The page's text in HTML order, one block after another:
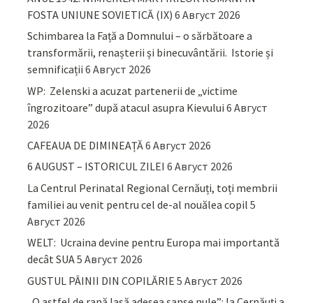
FOSTA UNIUNE SOVIETICĂ (IX) 6 Август 2026
Schimbarea la Față a Domnului – o sărbătoare a
transformării, renașterii și binecuvântării. Istorie și
semnificații 6 Август 2026
WP: Zelenski a acuzat partenerii de „victime
îngrozitoare” după atacul asupra Kievului 6 Август
2026
CAFEAUA DE DIMINEAȚĂ6 Август 2026
6 AUGUST – ISTORICUL ZILEI 6 Август 2026
La Centrul Perinatal Regional Cernăuți, toți membrii
familiei au venit pentru cel de-al nouălea copil 5
Август 2026
WELT: Ucraina devine pentru Europa mai importantă
decât SUA5 Август 2026
GUSTUL PÂINII DIN COPILĂRIE 5 Август 2026